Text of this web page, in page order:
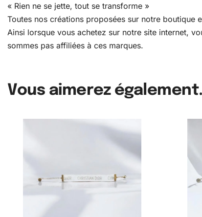
« Rien ne se jette, tout se transforme »
Toutes nos créations proposées sur notre boutique
Ainsi lorsque vous achetez sur notre site internet,
sommes pas affiliées à ces marques.
Vous aimerez